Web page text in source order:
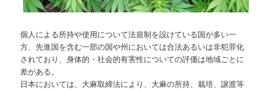
個人による所持や使用について法規制を設けている国が多い一
方、先進国を含む一部の国や州においては合法あるいは非犯罪化
されており、身体的・社会的有害性についての評価は地域ごとに
差がある。
日本においては、大麻取締法により、大麻の所持、栽培、譲渡等